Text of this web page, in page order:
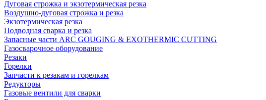
Дуговая строжка и экзотермическая резка
Воздушно-дуговая строжка и резка
Экзотермическая резка
Подводная сварка и резка
Запасные части ARC GOUGING & EXOTHERMIC CUTTING
Газосварочное оборудование
Резаки
Горелки
Запчасти к резакам и горелкам
Редукторы
Газовые вентили для сварки